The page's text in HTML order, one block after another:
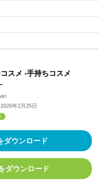
スメ -手持ちコスメ
2026年2月25日
ダウンロード
ダウンロード